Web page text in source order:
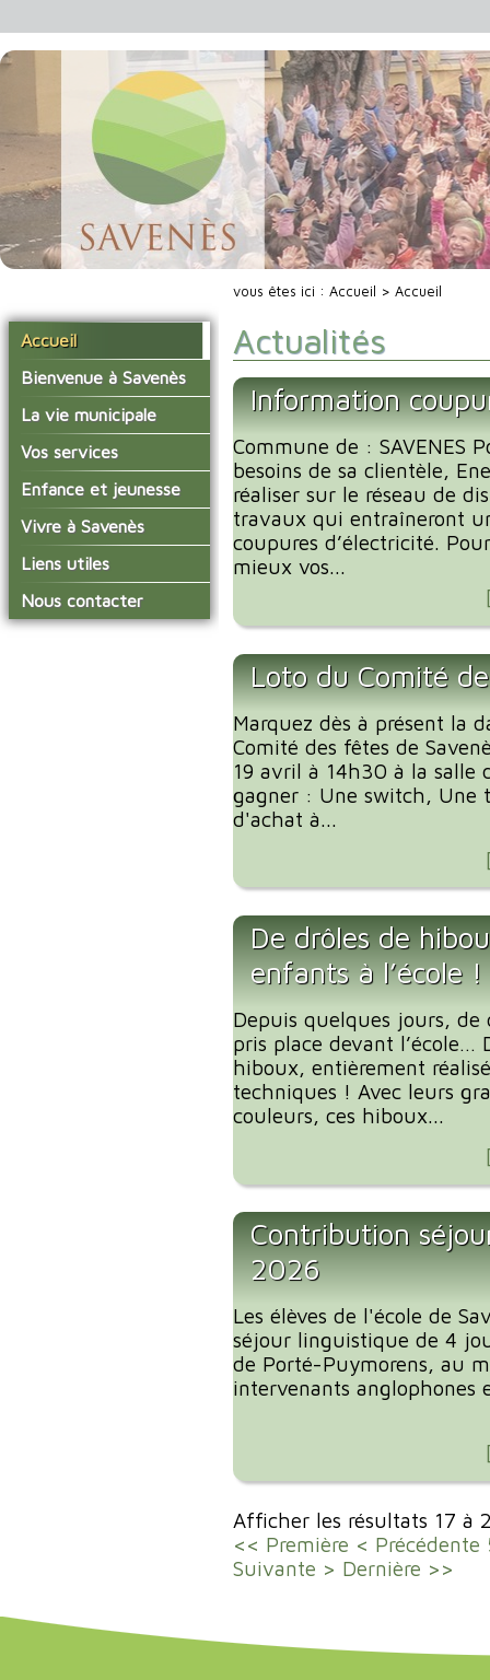
Accueil
Bienvenue à Savenès
Situer Savenès
Savenès en chiffre
L'histoire du village
Actualités de Savenès
sur ladepeche.fr
La vie municipale
Vos élus
Les compte-rendus du
conseil municipal
Les commissions
Les diverses
délégations/syndicats
L'urbanisme
Vos services
La mairie
Le service technique
Les services de l'école
Les installations
municipales
La collecte des ordures
Enfance et jeunesse
L'école primaire
La garderie et la cantine
Le temps périscolaire
La petite enfance
Vivre à Savenès
Agenda Salle des Fetes
Liens utiles
Communauté de
Communes Grand Sud
Tarn et Garonne
Nous contacter
vous êtes ici : Accueil > Accueil
Actualités
Information
Commune de : SAVENES
besoins de sa clientèle,
réaliser sur le réseau de
travaux qui entraîneront
coupures d’électricité.
mieux vos...
Loto du Comité
Marquez dès à présent la
Comité des fêtes de
19 avril à 14h30 à la salle
gagner : Une switch, Une
d'achat à...
De drôles de
enfants à l’école !
Depuis quelques jours, de
pris place devant l’école…
hiboux, entièrement
techniques ! Avec leurs
couleurs, ces hiboux...
Contribution
2026
Les élèves de l'école de
séjour linguistique de 4
de Porté-Puymorens, au
intervenants anglophones
Afficher les résultats 17 à
<< Première < Précédente
Suivante > Dernière >>